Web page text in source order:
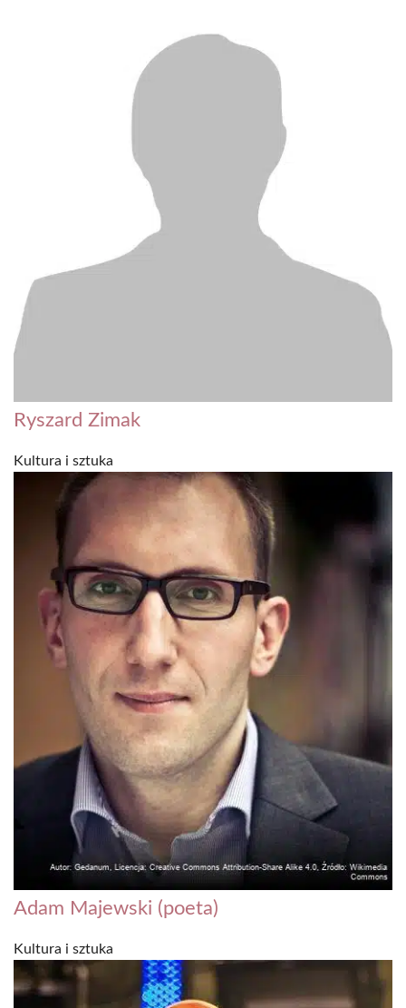
Ryszard Zimak
Kultura i sztuka
Adam Majewski (poeta)
Kultura i sztuka